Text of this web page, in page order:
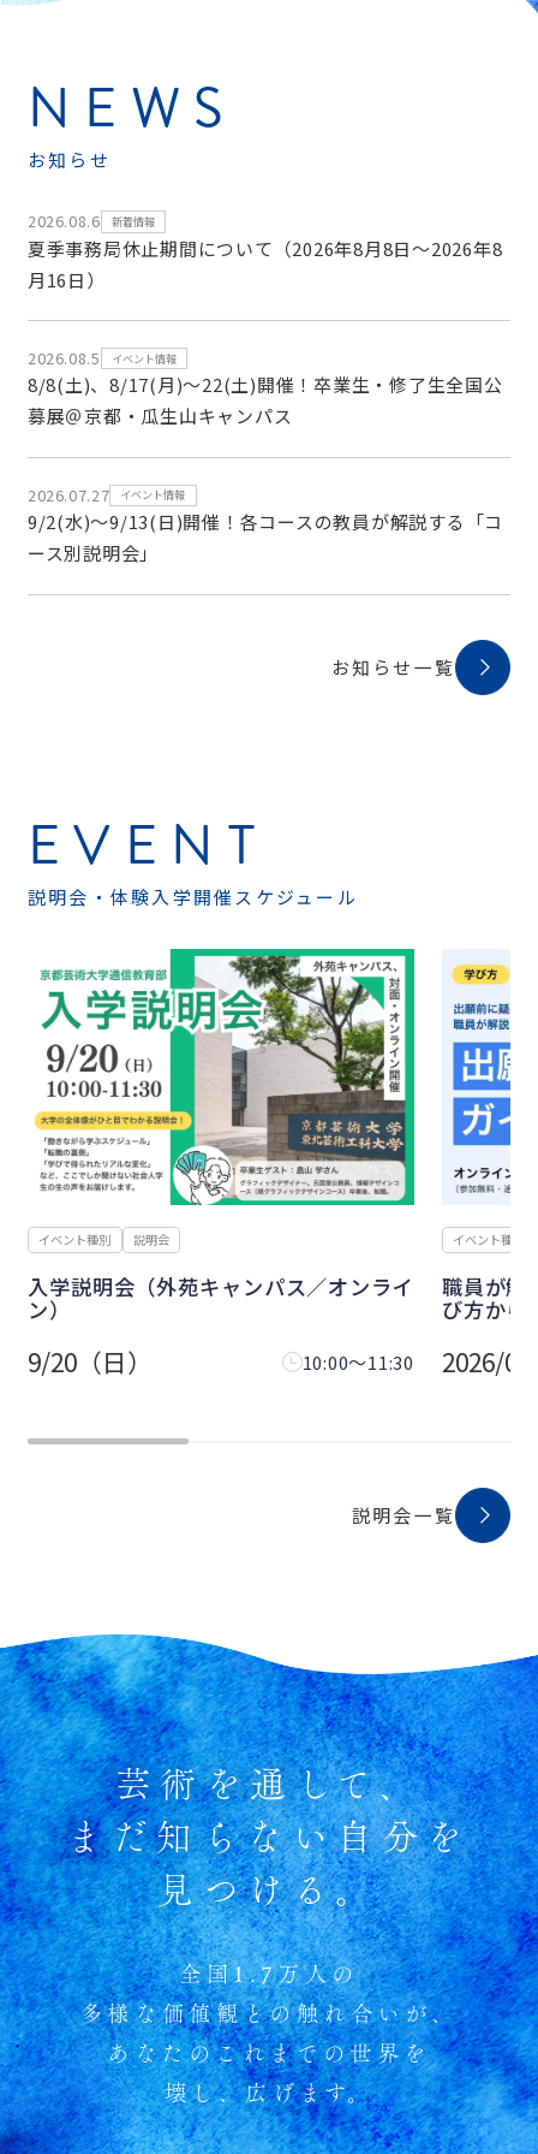
NEWS
お知らせ
2026.08.6 新着情報
夏季事務局休止期間について（2026年8月8日～2026年8
月16日）
2026.08.5 イベント情報
8/8(土)、8/17(月)～22(土)開催！卒業生・修了生全国公
募展＠京都・瓜生山キャンパス
2026.07.27 イベント情報
9/2(水)～9/13(日)開催！各コースの教員が解説する「コ
ース別説明会」
お知らせ一覧
EVENT
説明会・体験入学開催スケジュール
イベント種別 説明会
職員が解説！出願手続きガイダンスー学
び方から入学手続きまでー
2026/09/03（木） 19:30〜21:00
学科・コース別
出版、
話（文芸
8/29（
説明会一覧
芸術を通して、
まだ知らない自分を
見つける。
全国1.7万人の
多様な価値観との触れ合いが、
あなたのこれまでの世界を
壊し、広げます。